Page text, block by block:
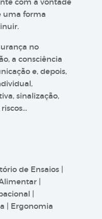
uma forma
no
a consciência
e, depois,
sinalização,
de Ensaios |
|
|
| Ergonomia